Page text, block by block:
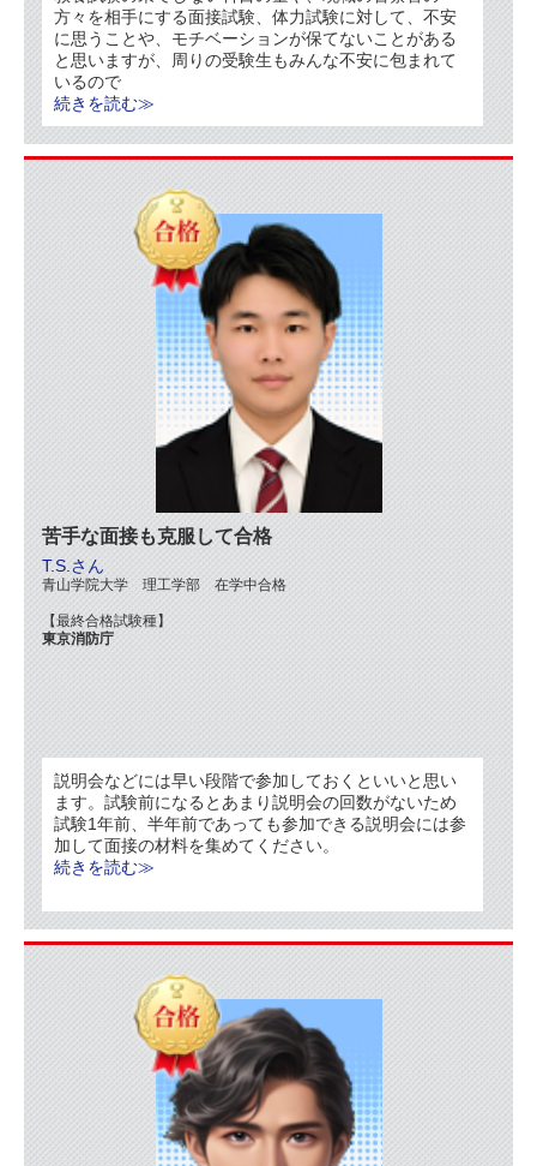
方々を相手にする面接試験、体力試験に対して、不安
に思うことや、モチベーションが保てないことがある
と思いますが、周りの受験生もみんな不安に包まれて
いるので
続きを読む≫
苦手な面接も克服して合格
T.S.さん
青山学院大学 理工学部 在学中合格
【最終合格試験種】
東京消防庁
説明会などには早い段階で参加しておくといいと思い
ます。試験前になるとあまり説明会の回数がないため
試験1年前、半年前であっても参加できる説明会には参
加して面接の材料を集めてください。
続きを読む≫